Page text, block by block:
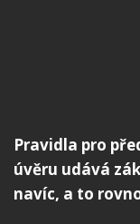
Pravidla pro
úvěru udává
navíc, a to